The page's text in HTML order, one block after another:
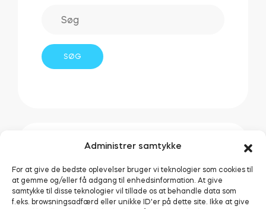
Administrer samtykke
For at give de bedste oplevelser bruger vi teknologier som cookies til
at gemme og/eller få adgang til enhedsinformation. At give
samtykke til disse teknologier vil tillade os at behandle data som
f.eks. browsningsadfærd eller unikke ID'er på dette site. Ikke at give